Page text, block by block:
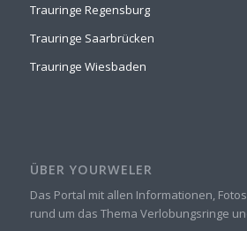
Trauringe Regensburg
Trauringe Saarbrücken
Trauringe Wiesbaden
ÜBER YOURWELER
Das Portal mit allen Informationen,
rund um das Thema Verlobungsringe